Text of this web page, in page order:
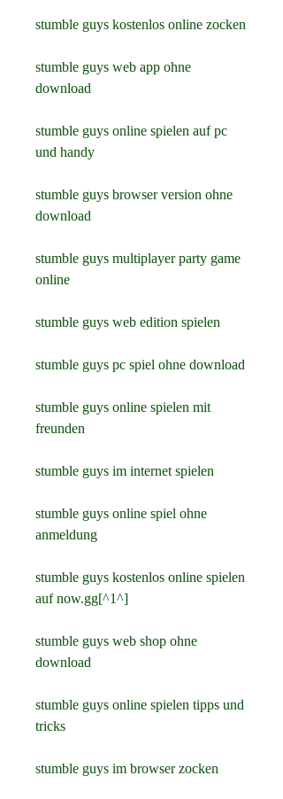
stumble guys kostenlos online zocken
stumble guys web app ohne
download
stumble guys online spielen auf pc
und handy
stumble guys browser version ohne
download
stumble guys multiplayer party game
online
stumble guys web edition spielen
stumble guys pc spiel ohne download
stumble guys online spielen mit
freunden
stumble guys im internet spielen
stumble guys online spiel ohne
anmeldung
stumble guys kostenlos online spielen
auf now.gg[^1^]
stumble guys web shop ohne
download
stumble guys online spielen tipps und
tricks
stumble guys im browser zocken